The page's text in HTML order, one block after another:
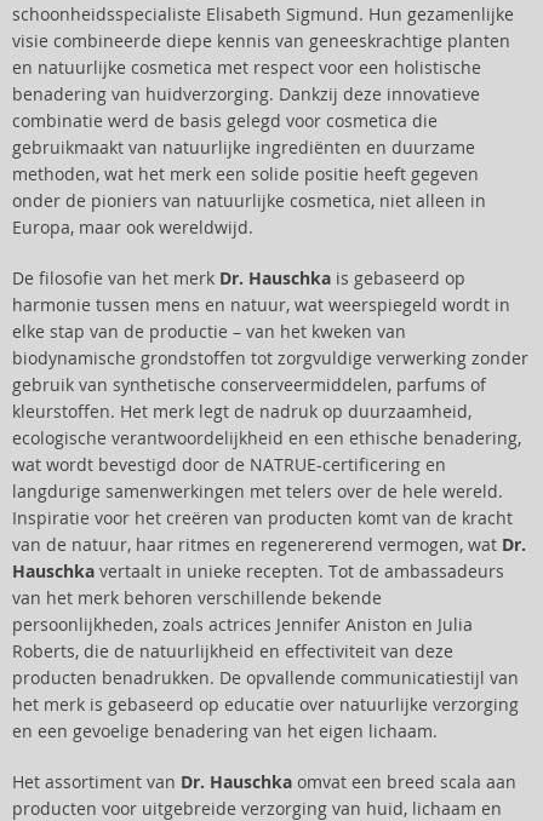
schoonheidsspecialiste Elisabeth Sigmund. Hun gezamenlijke
visie combineerde diepe kennis van geneeskrachtige planten
en natuurlijke cosmetica met respect voor een holistische
benadering van huidverzorging. Dankzij deze innovatieve
combinatie werd de basis gelegd voor cosmetica die
gebruikmaakt van natuurlijke ingrediënten en duurzame
methoden, wat het merk een solide positie heeft gegeven
onder de pioniers van natuurlijke cosmetica, niet alleen in
Europa, maar ook wereldwijd.
De filosofie van het merk Dr. Hauschka is gebaseerd op
harmonie tussen mens en natuur, wat weerspiegeld wordt in
elke stap van de productie – van het kweken van
biodynamische grondstoffen tot zorgvuldige verwerking zonder
gebruik van synthetische conserveermiddelen, parfums of
kleurstoffen. Het merk legt de nadruk op duurzaamheid,
ecologische verantwoordelijkheid en een ethische benadering,
wat wordt bevestigd door de NATRUE-certificering en
langdurige samenwerkingen met telers over de hele wereld.
Inspiratie voor het creëren van producten komt van de kracht
van de natuur, haar ritmes en regenererend vermogen, wat Dr.
Hauschka vertaalt in unieke recepten. Tot de ambassadeurs
van het merk behoren verschillende bekende
persoonlijkheden, zoals actrices Jennifer Aniston en Julia
Roberts, die de natuurlijkheid en effectiviteit van deze
producten benadrukken. De opvallende communicatiestijl van
het merk is gebaseerd op educatie over natuurlijke verzorging
en een gevoelige benadering van het eigen lichaam.
Het assortiment van Dr. Hauschka omvat een breed scala aan
producten voor uitgebreide verzorging van huid, lichaam en